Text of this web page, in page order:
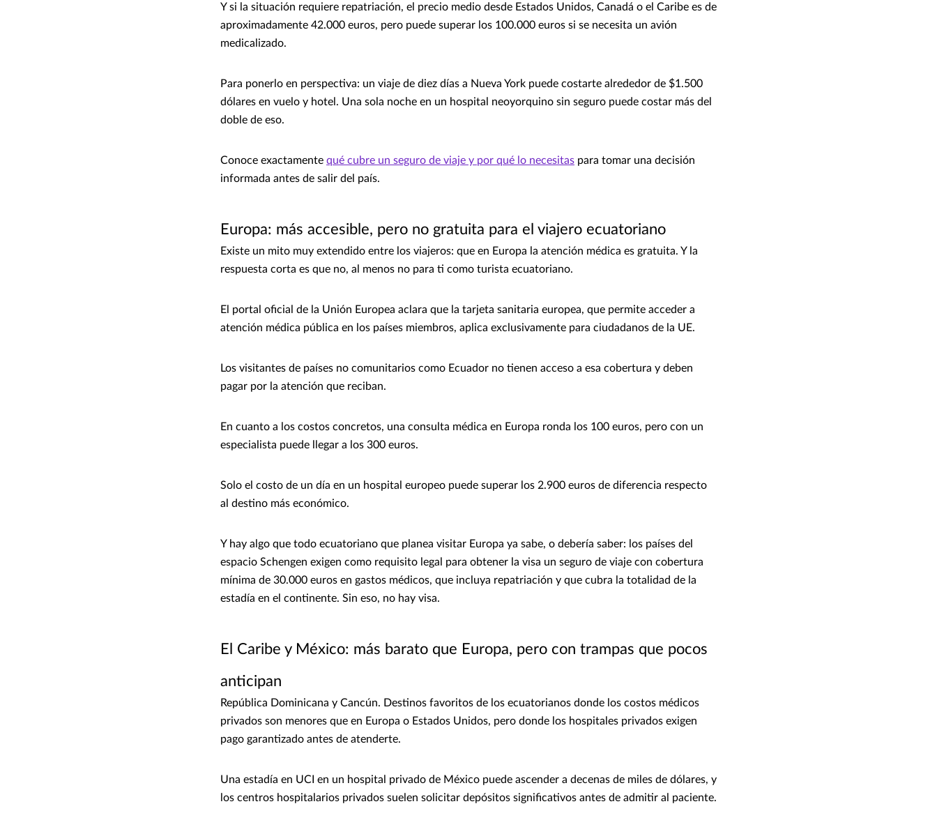
Y si la situación requiere repatriación, el precio medio desde Estados Unidos, Canadá o el Caribe es de
aproximadamente 42.000 euros, pero puede superar los 100.000 euros si se necesita un avión
medicalizado.
Para ponerlo en perspectiva: un viaje de diez días a Nueva York puede costarte alrededor de $1.500
dólares en vuelo y hotel. Una sola noche en un hospital neoyorquino sin seguro puede costar más del
doble de eso.
Conoce exactamente qué cubre un seguro de viaje y por qué lo necesitas para tomar una decisión
informada antes de salir del país.
Europa: más accesible, pero no gratuita para el viajero ecuatoriano
Existe un mito muy extendido entre los viajeros: que en Europa la atención médica es gratuita. Y la
respuesta corta es que no, al menos no para ti como turista ecuatoriano.
El portal oficial de la Unión Europea aclara que la tarjeta sanitaria europea, que permite acceder a
atención médica pública en los países miembros, aplica exclusivamente para ciudadanos de la UE.
Los visitantes de países no comunitarios como Ecuador no tienen acceso a esa cobertura y deben
pagar por la atención que reciban.
En cuanto a los costos concretos, una consulta médica en Europa ronda los 100 euros, pero con un
especialista puede llegar a los 300 euros.
Solo el costo de un día en un hospital europeo puede superar los 2.900 euros de diferencia respecto
al destino más económico.
Y hay algo que todo ecuatoriano que planea visitar Europa ya sabe, o debería saber: los países del
espacio Schengen exigen como requisito legal para obtener la visa un seguro de viaje con cobertura
mínima de 30.000 euros en gastos médicos, que incluya repatriación y que cubra la totalidad de la
estadía en el continente. Sin eso, no hay visa.
El Caribe y México: más barato que Europa, pero con trampas que pocos
anticipan
República Dominicana y Cancún. Destinos favoritos de los ecuatorianos donde los costos médicos
privados son menores que en Europa o Estados Unidos, pero donde los hospitales privados exigen
pago garantizado antes de atenderte.
Una estadía en UCI en un hospital privado de México puede ascender a decenas de miles de dólares, y
los centros hospitalarios privados suelen solicitar depósitos significativos antes de admitir al paciente.